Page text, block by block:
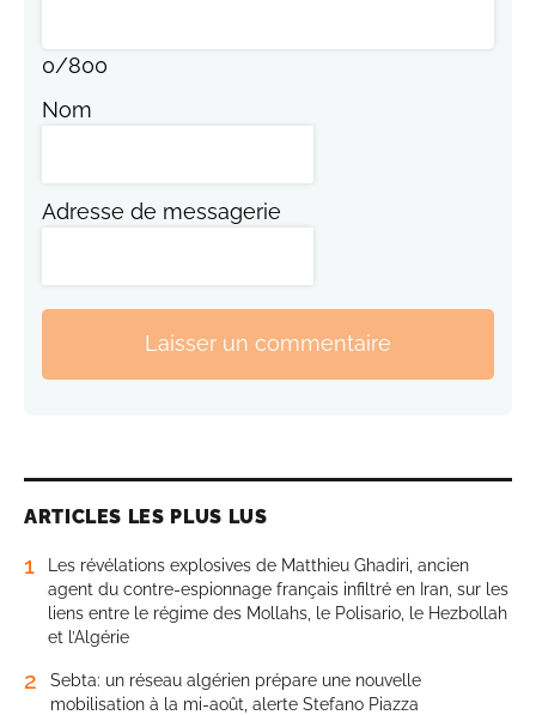
0/800
Nom
Adresse de messagerie
Laisser un commentaire
ARTICLES LES PLUS LUS
1
Les révélations explosives de Matthieu Ghadiri, ancien
agent du contre-espionnage français infiltré en Iran, sur les
liens entre le régime des Mollahs, le Polisario, le Hezbollah
et l’Algérie
2
Sebta: un réseau algérien prépare une nouvelle
mobilisation à la mi-août, alerte Stefano Piazza